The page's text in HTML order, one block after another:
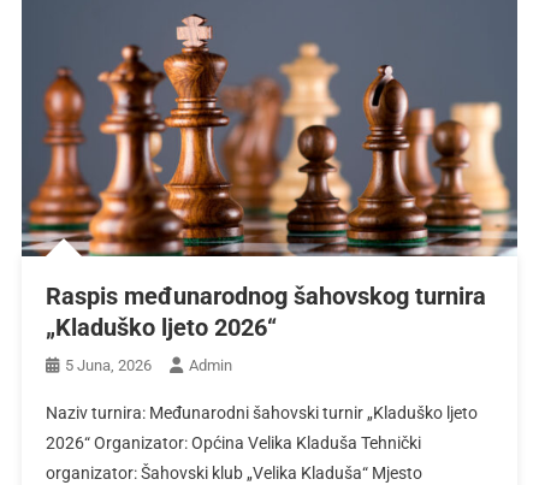
Raspis međunarodnog šahovskog turnira
„Kladuško ljeto 2026“
5 Juna, 2026 Admin
Naziv turnira: Međunarodni šahovski turnir „Kladuško ljeto
2026“ Organizator: Općina Velika Kladuša Tehnički
organizator: Šahovski klub „Velika Kladuša“ Mjesto